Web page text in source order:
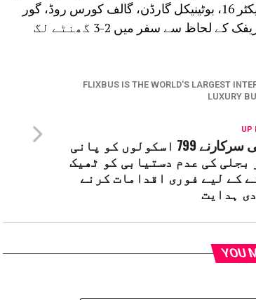
بسیں نوئیڈا اور گریٹر نوئیڈا کے اہم مقامات جیسے سیکٹر 16، بوٹینیکل گارڈن، گالف کورس روڈ، گور
سٹی، جے پی وش ٹاؤن اور پاری چوک پر رکیں گی۔ ٹریفک کے لحاظ سے سفر میں 2-3 گھنٹے لگ
FLIXBUS IS THE WORLD'S LARGEST
LUXURY
UP
دہلی سرکارنے 799 اسکولوں کو پانی
بجلی کی عدم دستیابی کو ٹھیک
کے لیے فوری اقدامات کرنے
ہدایت
YOU